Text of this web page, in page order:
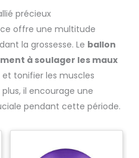
précieux
offre une multitude
la grossesse. Le ballon
à soulager les maux
et tonifier les muscles
il encourage une
pendant cette période.